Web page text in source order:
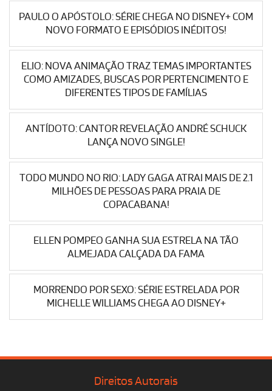
PAULO O APÓSTOLO: SÉRIE CHEGA NO DISNEY+ COM
NOVO FORMATO E EPISÓDIOS INÉDITOS!
ELIO: NOVA ANIMAÇÃO TRAZ TEMAS IMPORTANTES
COMO AMIZADES, BUSCAS POR PERTENCIMENTO E
DIFERENTES TIPOS DE FAMÍLIAS
ANTÍDOTO: CANTOR REVELAÇÃO ANDRÉ SCHUCK
LANÇA NOVO SINGLE!
TODO MUNDO NO RIO: LADY GAGA ATRAI MAIS DE 2.1
MILHÕES DE PESSOAS PARA PRAIA DE
COPACABANA!
ELLEN POMPEO GANHA SUA ESTRELA NA TÃO
ALMEJADA CALÇADA DA FAMA
MORRENDO POR SEXO: SÉRIE ESTRELADA POR
MICHELLE WILLIAMS CHEGA AO DISNEY+
Direitos Autorais